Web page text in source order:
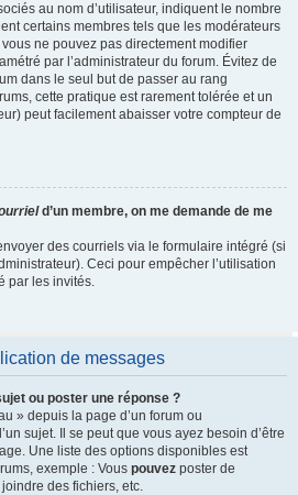
au nom d’utilisateur, indiquent le nombre
certains membres tels que les modérateurs
ne pouvez pas directement modifier
par l’administrateur du forum. Évitez de
dans le seul but de passer au rang
cette pratique est rarement tolérée et un
peut facilement abaisser votre compteur de
d’un membre, on me demande de me
des courriels via le formulaire intégré (si
Ceci pour empêcher l’utilisation
par les invités.
de messages
ou poster une réponse ?
» depuis la page d’un forum ou
sujet. Il se peut que vous ayez besoin d’être
Une liste des options disponibles est
exemple : Vous pouvez poster de
joindre des fichiers, etc.